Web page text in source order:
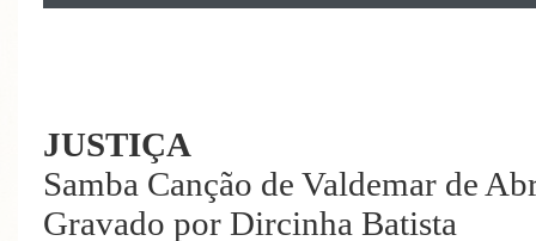
JUSTIÇA
Samba Canção de Valdemar de
Gravado por Dircinha Batista